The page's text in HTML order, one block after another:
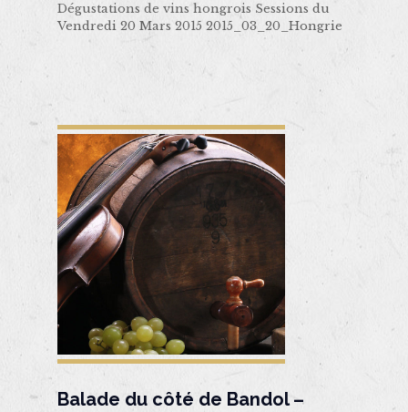
Dégustations de vins hongrois Sessions du
Vendredi 20 Mars 2015 2015_03_20_Hongrie
Balade du côté de Bandol –